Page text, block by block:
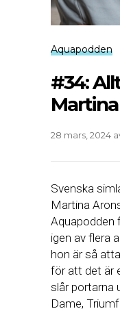
Aquapodden
#34:
Martina
28 mars, 2024
Svenska
Martina
Aquapodden
igen av flera
hon är så
för att det är
slår portarna
Dame,